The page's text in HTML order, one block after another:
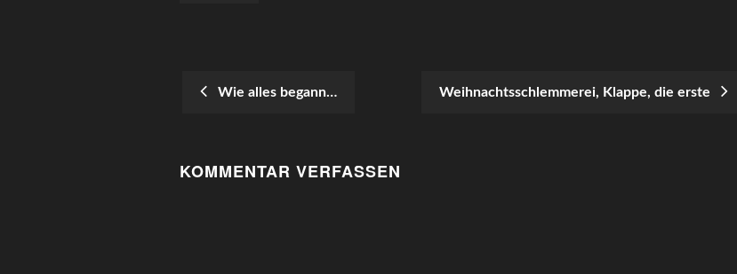
NAVIGATION
Wie alles begann… Weihnachtsschlemmerei, Klappe, die erste
KOMMENTAR VERFASSEN